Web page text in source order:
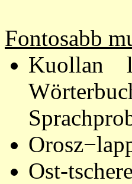
Fontosabb
Kuollan
Ost-